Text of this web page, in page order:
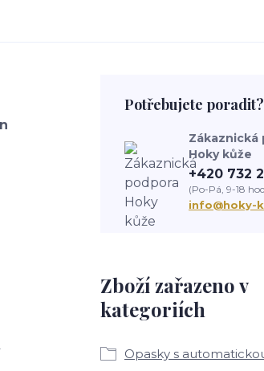
Zboží zařazeno v
kategoriích
Opasky s
Potřebujete poradit?
Zákaznická
Hoky kůže
+420 732
(Po-Pá, 9-18
info@hoky-